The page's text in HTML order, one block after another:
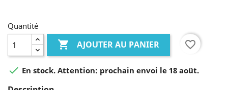
Quantité
 AJOUTER AU PANIER favorite_border
 En stock. Attention: prochain envoi le 18 août.